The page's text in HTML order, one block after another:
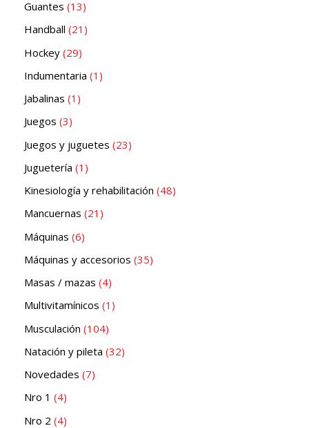
Guantes 13
Handball 21
Hockey 29
Indumentaria 1
Jabalinas 1
Juegos 3
Juegos y juguetes 23
Juguetería 1
Kinesiología y rehabilitación 48
Mancuernas 21
Máquinas 6
Máquinas y accesorios 35
Masas / mazas 4
Multivitamínicos 1
Musculación 104
Natación y pileta 32
Novedades 7
Nro 1
4
Nro 2 4